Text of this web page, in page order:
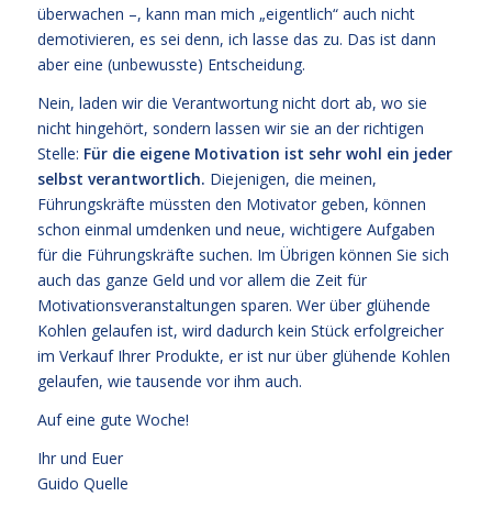
überwachen –, kann man mich „eigentlich“ auch nicht
demotivieren, es sei denn, ich lasse das zu. Das ist dann
aber eine (unbewusste) Entscheidung.
Nein, laden wir die Verantwortung nicht dort ab, wo sie
nicht hingehört, sondern lassen wir sie an der richtigen
Stelle: Für die eigene Motivation ist sehr wohl ein jeder
selbst verantwortlich. Diejenigen, die meinen,
Führungskräfte müssten den Motivator geben, können
schon einmal umdenken und neue, wichtigere Aufgaben
für die Führungskräfte suchen. Im Übrigen können Sie sich
auch das ganze Geld und vor allem die Zeit für
Motivationsveranstaltungen sparen. Wer über glühende
Kohlen gelaufen ist, wird dadurch kein Stück erfolgreicher
im Verkauf Ihrer Produkte, er ist nur über glühende Kohlen
gelaufen, wie tausende vor ihm auch.
Auf eine gute Woche!
Ihr und Euer
Guido Quelle